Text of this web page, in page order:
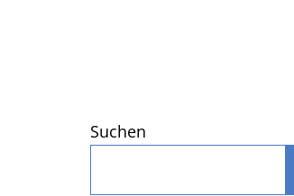
Suchen